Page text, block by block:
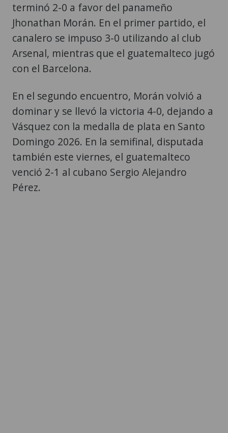
terminó 2-0 a favor del panameño
Jhonathan Morán. En el primer partido, el
canalero se impuso 3-0 utilizando al club
Arsenal, mientras que el guatemalteco jugó
con el Barcelona.
En el segundo encuentro, Morán volvió a
dominar y se llevó la victoria 4-0, dejando a
Vásquez con la medalla de plata en Santo
Domingo 2026. En la semifinal, disputada
también este viernes, el guatemalteco
venció 2-1 al cubano Sergio Alejandro
Pérez.